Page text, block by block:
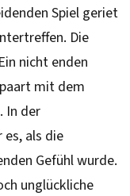
Spiel geriet
Die
nicht enden
mit dem
In der
es, als die
Gefühl wurde.
unglückliche